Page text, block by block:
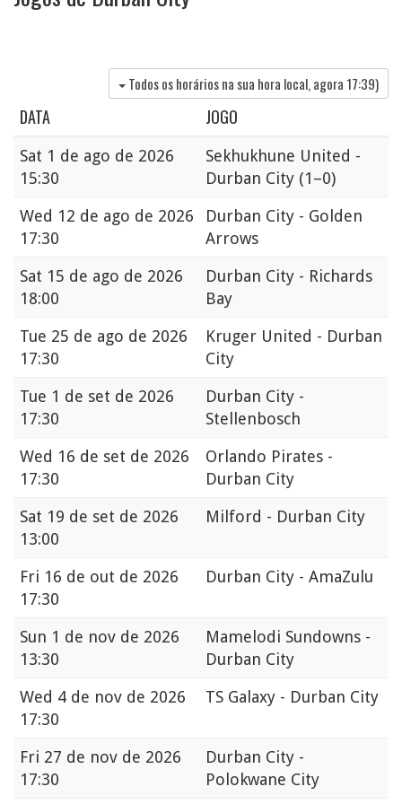
Todos os horários na sua hora local, agora 17:39)
DATA JOGO
Sat 1 de ago de 2026
15:30
Sekhukhune United -
Durban City (1–0)
Wed 12 de ago de 2026
17:30
Durban City - Golden
Arrows
Sat 15 de ago de 2026
18:00
Durban City - Richards
Bay
Tue 25 de ago de 2026
17:30
Kruger United - Durban
City
Tue 1 de set de 2026
17:30
Durban City -
Stellenbosch
Wed 16 de set de 2026
17:30
Orlando Pirates -
Durban City
Sat 19 de set de 2026
13:00
Milford - Durban City
Fri 16 de out de 2026
17:30
Durban City - AmaZulu
Sun 1 de nov de 2026
13:30
Mamelodi Sundowns -
Durban City
Wed 4 de nov de 2026
17:30
TS Galaxy - Durban City
Fri 27 de nov de 2026
17:30
Durban City -
Polokwane City